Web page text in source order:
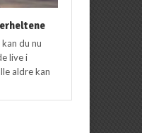
du nu
live i
aldre kan